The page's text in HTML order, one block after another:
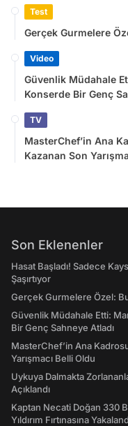
Test
Gerçek Gurmelere
Video
Güvenlik Müdahale
Konserde Bir Genç
TV
MasterChef’in Ana
Kazanan Son
Son Eklenenler
Hasat Başladı! Sadece
Şaşırtıyor
Gerçek Gurmelere Özel:
Güvenlik Müdahale Etti:
Bir Genç Sahneye Atladı
MasterChef’in Ana
Yarışmacı Belli Oldu
Uykuya Dalmakta
Açıklandı
Kaptan Necati Doğan 330
Yıldırım Fırtınasına